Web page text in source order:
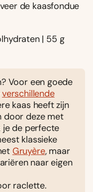
de kaasfondue
| 55 g
Voor een goede
verschillende
kaas heeft zijn
door deze met
je de perfecte
klassieke
Gruyère, maar
naar eigen
raclette.